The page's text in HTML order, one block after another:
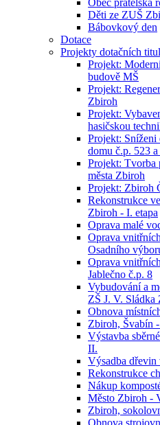
Obec přátelská
Děti ze ZUŠ
Bábovkový den
Dotace
Projekty dotačních
Projekt:
budově MŠ
Projekt:
Zbiroh
Projekt:
hasičskou
Projekt: Sníženi
domu č.p. 523
Projekt: Tvorba
města Zbiroh
Projekt: Zbiroh
Rekonstrukce
Zbiroh - I. etapa
Oprava malé
Oprava
Osadního
Oprava
Jablečno č.p. 8
Vybudování a
ZŠ J. V. Sládka
Obnova
Zbiroh, Švabín
Výstavba
II.
Výsadba
Rekonstrukce
Nákup
Město Zbiroh -
Zbiroh,
Obnova